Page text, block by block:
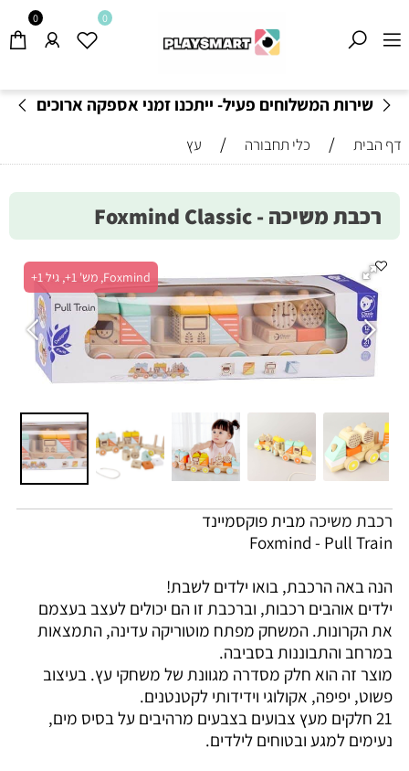
שירות המשלוחים פעיל- ייתכנו זמני אספקה ארוכים
0 0
דף הבית / כלי תחבורה / עץ
רכבת משיכה - Foxmind Classic
Foxmind, מש' 1+, גיל 1+
רכבת משיכה מבית פוקסמיינד
Foxmind - Pull Train
הנה באה הרכבת, בואו ילדים לשבת!
ילדים אוהבים רכבות, וברכבת זו הם יכולים לעצב בעצמם
את הקרונות. המשחק מפתח מוטוריקה עדינה, התמצאות
במרחב והתבוננות בסביבה.
מוצר זה הוא חלק מסדרה מגוונת של משחקי עץ. בעיצוב
פשוט, יפיפה, אקולוגי וידידותי לקטנטנים.
21 חלקים מעץ צבועים בצבעים מרהיבים על בסיס מים,
נעימים למגע ובטוחים לילדים.